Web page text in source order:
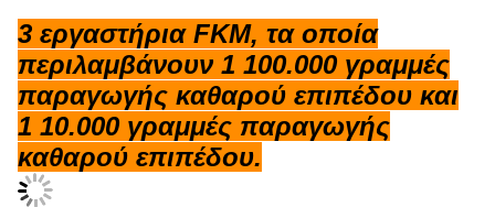
3 εργαστήρια FKM, τα οποία
περιλαμβάνουν 1 100.000 γραμμές
παραγωγής καθαρού επιπέδου και
1 10.000 γραμμές παραγωγής
καθαρού επιπέδου.